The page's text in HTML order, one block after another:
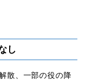
し
散、一部の役の降